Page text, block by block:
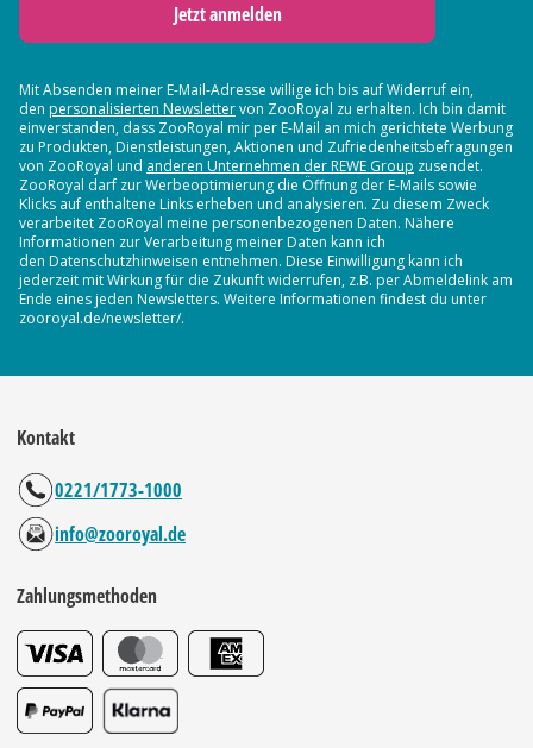
Jetzt anmelden
Mit Absenden meiner E-Mail-Adresse willige ich bis auf Widerruf ein,
den personalisierten Newslettervon ZooRoyal zu erhalten. Ich bin damit
einverstanden, dass ZooRoyal mir per E-Mail an mich gerichtete Werbung
zu Produkten, Dienstleistungen, Aktionen und Zufriedenheitsbefragungen
von ZooRoyal und anderen Unternehmen der REWE Group zusendet.
ZooRoyal darf zur Werbeoptimierung die Öffnung der E-Mails sowie
Klicks auf enthaltene Links erheben und analysieren. Zu diesem Zweck
verarbeitet ZooRoyal meine personenbezogenen Daten. Nähere
Informationen zur Verarbeitung meiner Daten kann ich
den Datenschutzhinweisen entnehmen. Diese Einwilligung kann ich
jederzeit mit Wirkung für die Zukunft widerrufen, z.B. per Abmeldelink am
Ende eines jeden Newsletters. Weitere Informationen findest du unter
zooroyal.de/newsletter/.
Kontakt
0221/1773-1000
info@zooroyal.de
Zahlungsmethoden